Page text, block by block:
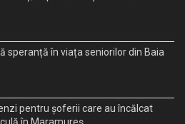
speranță în viața seniorilor din Baia
pentru șoferii care au încălcat